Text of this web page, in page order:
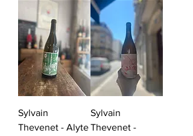
Sylvain
Thevenet - Alyte
Sylvain
Thevenet -